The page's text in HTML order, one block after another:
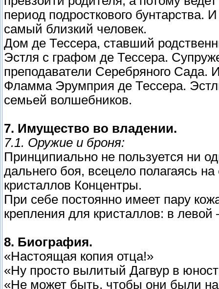
период подросткового
самый близкий человек.
Дом де Тессера, ставший
Эстля с графом де Тессера.
преподаватели Серебряного Сада.
Фламма Эрумприя де Тессера.
семьей волшебников.
7. Имущество во владении.
7.1. Оружие и броня:
Принципиально не пользуется ни
дальнего боя, всецело полагаясь
кристаллов Концентры.
При себе постоянно имеет пару
крепления для кристаллов: в
8. Биография.
«Настоящая копия отца!»
«Ну просто вылитый Дагвур в
«Не может быть, чтобы они были